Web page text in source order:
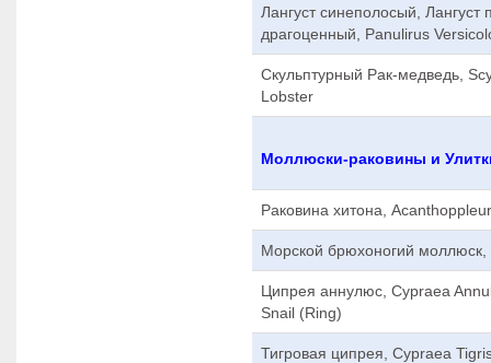
Лангуст синеполосый, Лангуст
драгоценный, Panulirus
Скульптурный Рак-медведь,
Lobster
Моллюски-раковины и
Раковина хитона,
Морской брюхоногий
Ципрея аннулюс, Cypraea
Snail (Ring)
Тигровая ципрея, Cypraea